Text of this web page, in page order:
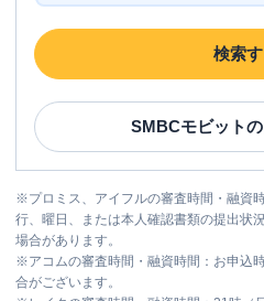
検索
SMBCモビット
※プロミス、アイフルの審査時間・融資
行、曜日、または本人確認書類の提出状
場合があります。
※アコムの審査時間・融資時間：お申込
合がございます。